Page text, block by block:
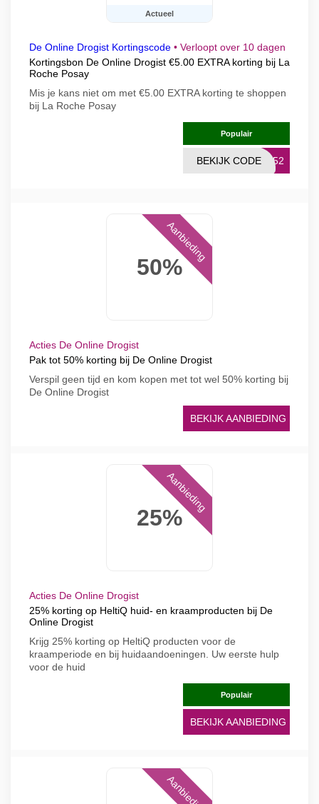
Actueel
De Online Drogist Kortingscode • Verloopt over 10 dagen
Kortingsbon De Online Drogist €5.00 EXTRA korting bij La
Roche Posay
Mis je kans niet om met €5.00 EXTRA korting te shoppen
bij La Roche Posay
Populair
352
BEKIJK CODE
50%
Aanbieding
Acties De Online Drogist
Pak tot 50% korting bij De Online Drogist
Verspil geen tijd en kom kopen met tot wel 50% korting bij
De Online Drogist
BEKIJK AANBIEDING
25%
Aanbieding
Acties De Online Drogist
25% korting op HeltiQ huid- en kraamproducten bij De
Online Drogist
Krijg 25% korting op HeltiQ producten voor de
kraamperiode en bij huidaandoeningen. Uw eerste hulp
voor de huid
Populair
BEKIJK AANBIEDING